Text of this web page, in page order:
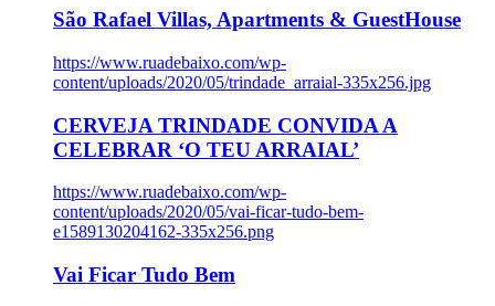
São Rafael Villas, Apartments & GuestHouse
https://www.ruadebaixo.com/wp-
content/uploads/2020/05/trindade_arraial-335x256.jpg
CERVEJA TRINDADE CONVIDA A
CELEBRAR ‘O TEU ARRAIAL’
https://www.ruadebaixo.com/wp-
content/uploads/2020/05/vai-ficar-tudo-bem-
e1589130204162-335x256.png
Vai Ficar Tudo Bem